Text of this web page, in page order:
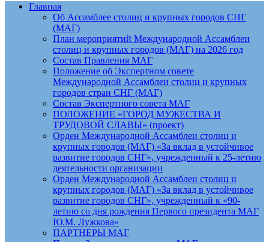
Главная
Об Ассамблее столиц и крупных городов СНГ
(МАГ)
План мероприятий Международной Ассамблеи
столиц и крупных городов (МАГ) на 2026 год
Состав Правления МАГ
Положение об Экспертном совете
Международной Ассамблеи столиц и крупных
городов стран СНГ (МАГ)
Состав Экспертного совета МАГ
ПОЛОЖЕНИЕ «ГОРОД МУЖЕСТВА И
ТРУДОВОЙ СЛАВЫ» (проект)
Орден Международной Ассамблеи столиц и
крупных городов (МАГ) «За вклад в устойчивое
развитие городов СНГ», учрежденный к 25-летию
деятельности организации
Орден Международной Ассамблеи столиц и
крупных городов (МАГ) «За вклад в устойчивое
развитие городов СНГ», учрежденный к «90-
летию со дня рождения Первого президента МАГ
Ю.М. Лужкова»
ПАРТНЕРЫ МАГ